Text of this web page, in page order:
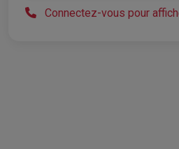
Connectez-vous pour